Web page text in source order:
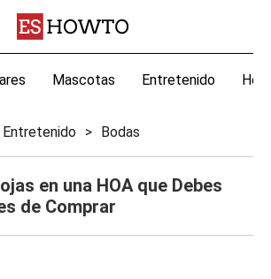
Mascotas Entretenido
Entretenido Bodas
en una HOA que Debes
de Comprar